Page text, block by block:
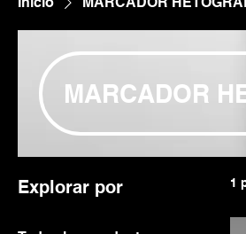
MARCADOR
Explorar por 1